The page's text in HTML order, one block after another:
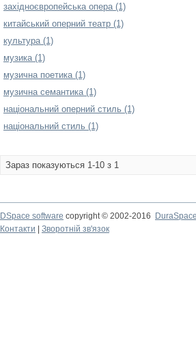
західноєвропейська опера (1)
китайський оперний театр (1)
культура (1)
музика (1)
музична поетика (1)
музична семантика (1)
національний оперний стиль (1)
національний стиль (1)
Зараз показуються 1-10 з 1
DSpace software copyright © 2002-2016
DuraSpace
Контакти
Зворотній зв'язок